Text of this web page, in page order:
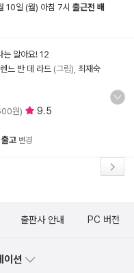
10일 (월) 아침 7시 출근전 배
는 알아요! 12
느 반 데 라드 (그림), 최재숙
원) 9.5
고 변경
출판사 안내 PC 버전
이션